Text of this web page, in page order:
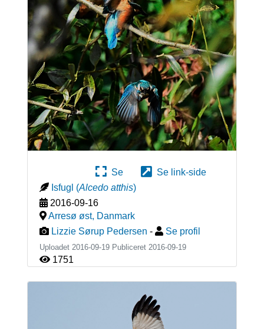
Se
Se link-side
Isfugl (Alcedo atthis)
2016-09-16
Arresø øst, Danmark
Lizzie Sørup Pedersen - Se profil
Uploadet 2016-09-19 Publiceret 2016-09-19
1751